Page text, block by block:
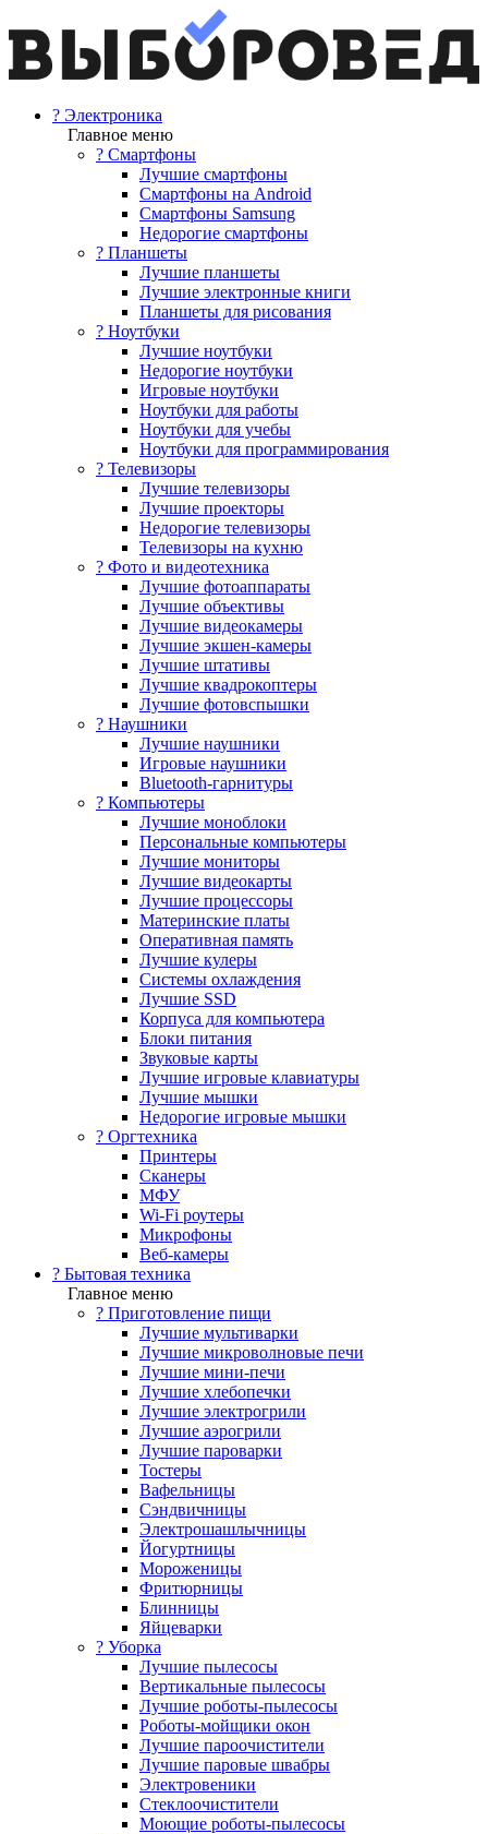
? Электроника
Главное меню
? Смартфоны
Лучшие смартфоны
Смартфоны на Android
Смартфоны Samsung
Недорогие смартфоны
? Планшеты
Лучшие планшеты
Лучшие электронные книги
Планшеты для рисования
? Ноутбуки
Лучшие ноутбуки
Недорогие ноутбуки
Игровые ноутбуки
Ноутбуки для работы
Ноутбуки для учебы
Ноутбуки для программирования
? Телевизоры
Лучшие телевизоры
Лучшие проекторы
Недорогие телевизоры
Телевизоры на кухню
? Фото и видеотехника
Лучшие фотоаппараты
Лучшие объективы
Лучшие видеокамеры
Лучшие экшен-камеры
Лучшие штативы
Лучшие квадрокоптеры
Лучшие фотовспышки
? Наушники
Лучшие наушники
Игровые наушники
Bluetooth-гарнитуры
?️ Компьютеры
Лучшие моноблоки
Персональные компьютеры
Лучшие мониторы
Лучшие видеокарты
Лучшие процессоры
Материнские платы
Оперативная память
Лучшие кулеры
Системы охлаждения
Лучшие SSD
Корпуса для компьютера
Блоки питания
Звуковые карты
Лучшие игровые клавиатуры
Лучшие мышки
Недорогие игровые мышки
?️ Оргтехника
Принтеры
Сканеры
МФУ
Wi-Fi роутеры
Микрофоны
Веб-камеры
? Бытовая техника
Главное меню
? Приготовление пищи
Лучшие мультиварки
Лучшие микроволновые печи
Лучшие мини-печи
Лучшие хлебопечки
Лучшие электрогрили
Лучшие аэрогрили
Лучшие пароварки
Тостеры
Вафельницы
Сэндвичницы
Электрошашлычницы
Йогуртницы
Мороженицы
Фритюрницы
Блинницы
Яйцеварки
? Уборка
Лучшие пылесосы
Вертикальные пылесосы
Лучшие роботы-пылесосы
Роботы-мойщики окон
Лучшие пароочистители
Лучшие паровые швабры
Электровеники
Стеклоочистители
Моющие роботы-пылесосы